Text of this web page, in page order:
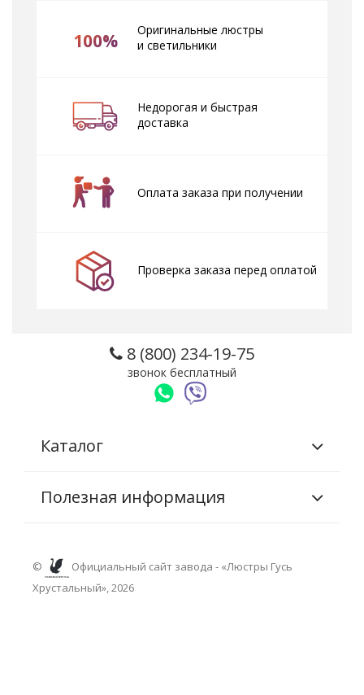
100%
Оригинальные люстры
и светильники
Недорогая и быстрая
доставка
Оплата заказа при получении
Проверка заказа перед оплатой
8 (800) 234-19-75
звонок бесплатный
Каталог
Полезная информация
©
Официальный сайт завода - «Люстры Гусь
Хрустальный», 2026